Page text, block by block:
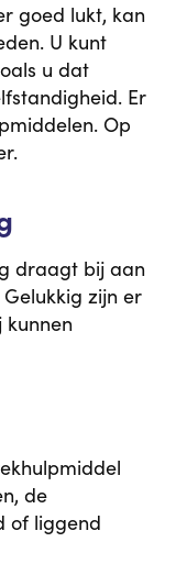
goed lukt, kan
U kunt
u dat
Er
Op
draagt bij aan
zijn er
kunnen
de
of liggend